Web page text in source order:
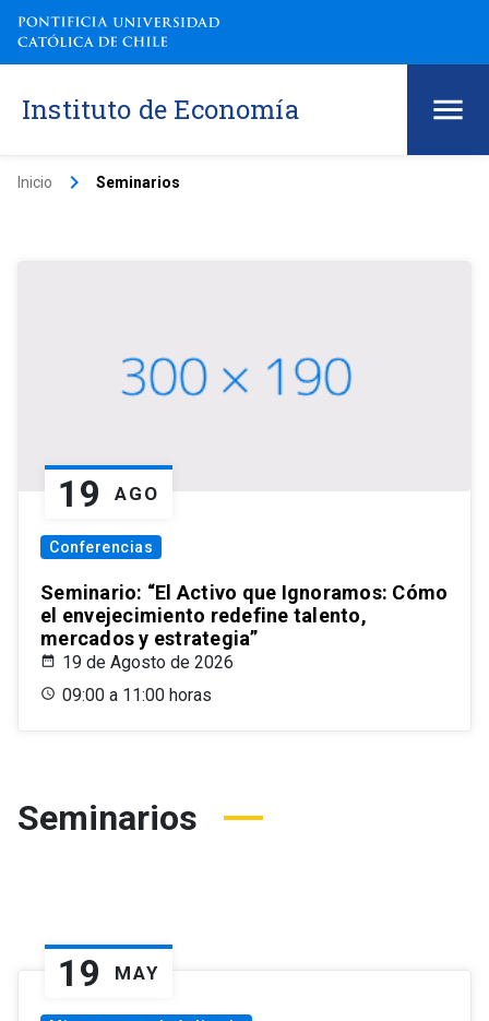
Instituto de Economía
Inicio keyboard_arrow_right Seminarios
19 AGO
Conferencias
Seminario: “El Activo que Ignoramos: Cómo
el envejecimiento redefine talento,
mercados y estrategia”
19 de Agosto de 2026
09:00 a 11:00 horas
Seminarios
19 MAY